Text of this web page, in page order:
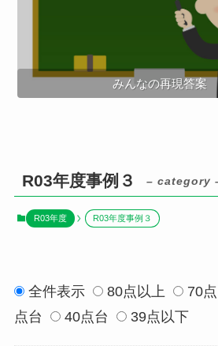
みんなの再現答案
R03年度事例３ – category
R03年度 R03年度事例３
全件表示 80点以上 70点
点台
40点台 39点以下